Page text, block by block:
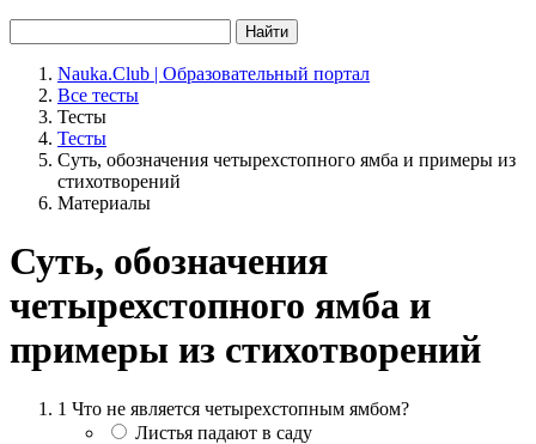
Найти
Nauka.Club | Образовательный портал
Все тесты
Тесты
Тесты
Суть, обозначения четырехстопного ямба и примеры из
стихотворений
Материалы
Суть, обозначения
четырехстопного ямба и
примеры из стихотворений
1 Что не является четырехстопным ямбом?
Листья падают в саду